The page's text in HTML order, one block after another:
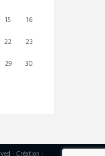
15
16
22
23
29
30